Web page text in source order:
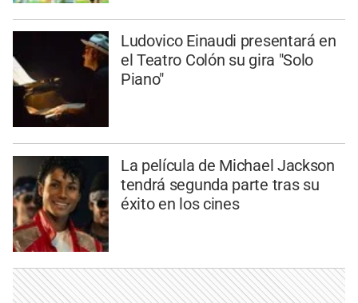
Ludovico Einaudi presentará en
el Teatro Colón su gira "Solo
Piano"
La película de Michael Jackson
tendrá segunda parte tras su
éxito en los cines